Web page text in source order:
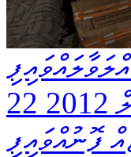
ފޮނުއްވައިފި